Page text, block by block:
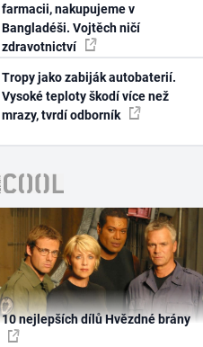
farmacii, nakupujeme v
Bangladéši. Vojtěch ničí
zdravotnictví
Tropy jako zabiják autobaterií.
Vysoké teploty škodí více než
mrazy, tvrdí odborník
10 nejlepších dílů Hvězdné brány